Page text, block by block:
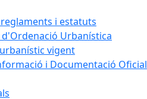
i estatuts
d'Ordenació Urbanística
vigent
i Documentació Oficial